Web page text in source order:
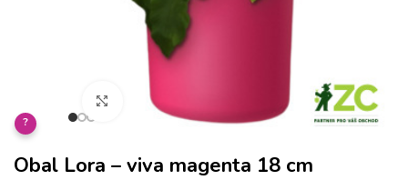
Klikněte pro zvětšení
?
Obal Lora – viva magenta 18 cm